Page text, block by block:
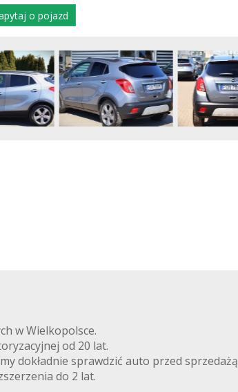
o pojazd
w Wielkopolsce.
od 20 lat.
dokładnie sprawdzić auto przed sprzedażą
do 2 lat.